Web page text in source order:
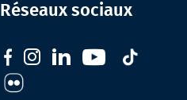
Réseaux sociaux